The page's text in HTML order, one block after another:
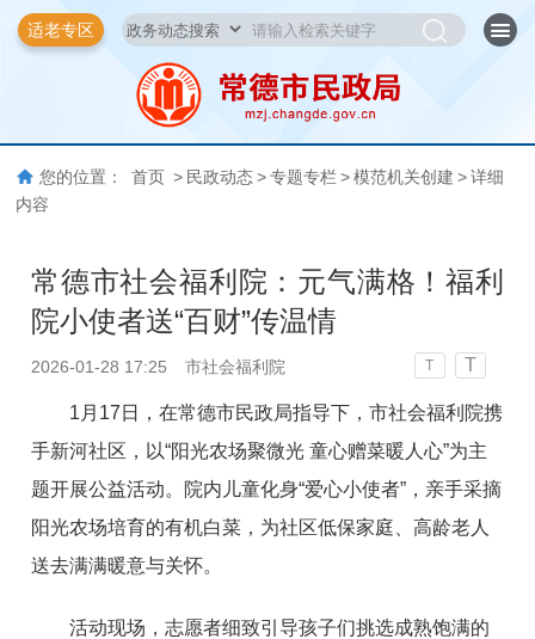
适老专区
您的位置： 首页 > 民政动态 > 专题专栏 > 模范机关创建 > 详细
内容
常德市社会福利院：元气满格！福利
院小使者送“百财”传温情
2026-01-28 17:25 市社会福利院 T T
1月17日，在常德市民政局指导下，市社会福利院携
手新河社区，以“阳光农场聚微光 童心赠菜暖人心”为主
题开展公益活动。院内儿童化身“爱心小使者”，亲手采摘
阳光农场培育的有机白菜，为社区低保家庭、高龄老人
送去满满暖意与关怀。
活动现场，志愿者细致引导孩子们挑选成熟饱满的